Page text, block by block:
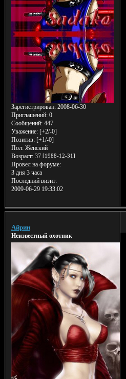
Зарегистрирован: 2008-06-30
Приглашений:0
Сообщений:447
Уважение: [+2/-0]
Позитив: [+1/-0]
Пол:Женский
Возраст:37 [1988-12-31]
Провел на форуме:
3 дня 3 часа
Последний визит:
2009-06-29 19:33:02
Айрин
Неизвестный охотник